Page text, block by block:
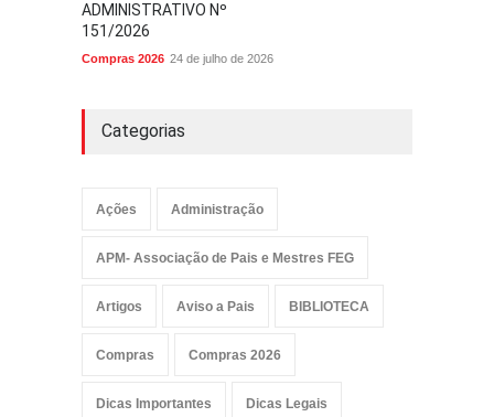
ADMINISTRATIVO Nº
151/2026
Compras 2026 24 de julho de 2026
Categorias
Ações Administração
APM- Associação de Pais e Mestres FEG
Artigos Aviso a Pais BIBLIOTECA
Compras Compras 2026
Dicas Importantes Dicas Legais